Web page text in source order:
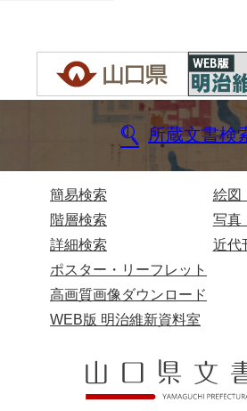
所蔵文書検
簡易検索
階層検索
詳細検索
絵図
写真
近代
ポスター・リーフレット
高画質画像ダウンロード
WEB版 明治維新資料室